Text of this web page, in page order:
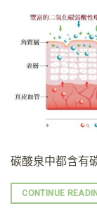
碳酸泉中都含有
CONTINUE